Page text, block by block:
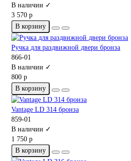
В наличии ✓
3 570 р
В корзину
Ручка для раздвижной двери бронза
866-01
В наличии ✓
800 р
В корзину
Vantage LD 314 бронза
859-01
В наличии ✓
1 750 р
В корзину